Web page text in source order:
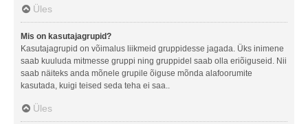
Üles
Mis on kasutajagrupid?
Kasutajagrupid on võimalus liikmeid gruppidesse jagada. Üks inimene
saab kuuluda mitmesse gruppi ning gruppidel saab olla eriõiguseid. Nii
saab näiteks anda mõnele grupile õiguse mõnda alafoorumite
kasutada, kuigi teised seda teha ei saa..
Üles